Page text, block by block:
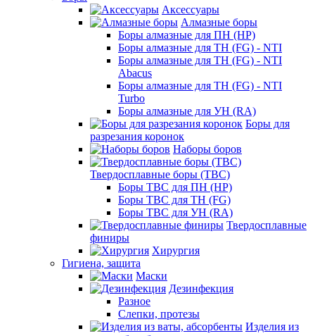
Аксессуары
Алмазные боры
Боры алмазные для ПН (HP)
Боры алмазные для ТН (FG) - NTI
Боры алмазные для ТН (FG) - NTI
Abacus
Боры алмазные для ТН (FG) - NTI
Turbo
Боры алмазные для УН (RA)
Боры для
разрезания коронок
Наборы боров
Твердосплавные боры (ТВС)
Боры ТВС для ПН (HP)
Боры ТВС для ТН (FG)
Боры ТВС для УН (RA)
Твердосплавные
финиры
Хирургия
Гигиена, защита
Маски
Дезинфекция
Разное
Слепки, протезы
Изделия из